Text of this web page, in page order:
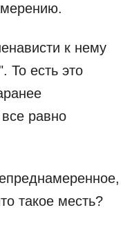
к нему
То есть это
равно
такое месть?